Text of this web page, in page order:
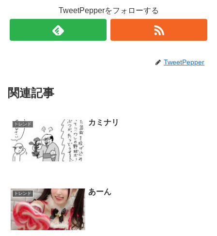
TweetPepperをフォローする
TweetPepper
関連記事
トレンド カミナリ
トレンド あーん